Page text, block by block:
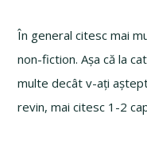
În general citesc mai
non-fiction. Așa că la
multe decât v-ați
revin, mai citesc 1-2